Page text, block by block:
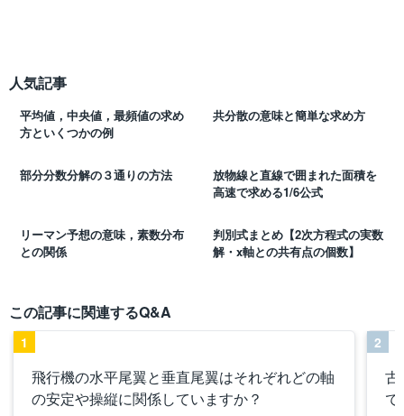
人気記事
平均値，中央値，最頻値の求め
方といくつかの例
共分散の意味と簡単な求め方
部分分数分解の３通りの方法
放物線と直線で囲まれた面積を
高速で求める1/6公式
リーマン予想の意味，素数分布
との関係
判別式まとめ【2次方程式の実数
解・x軸との共有点の個数】
この記事に関連するQ&A
飛行機の水平尾翼と垂直尾翼はそれぞれどの軸
の安定や操縦に関係していますか？
1
古
で
2